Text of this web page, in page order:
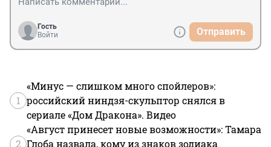
Гость
Войти
Отправить
1
«Минус — слишком много спойлеров»:
российский ниндзя-скульптор снялся в
сериале «Дом Дракона». Видео
2
«Август принесет новые возможности»: Тамара
Глоба назвала, кому из знаков зодиака